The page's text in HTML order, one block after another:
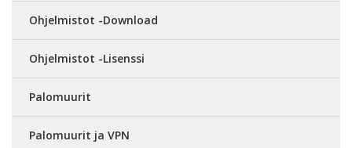
Ohjelmistot -Download
Ohjelmistot -Lisenssi
Palomuurit
Palomuurit ja VPN